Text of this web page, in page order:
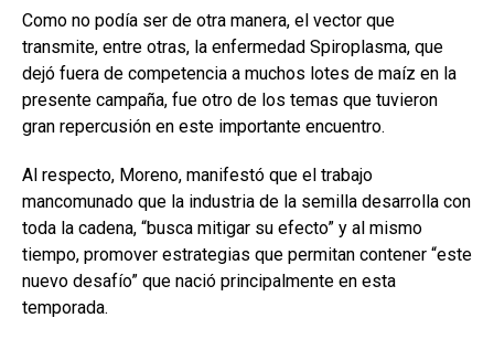
Como no podía ser de otra manera, el vector que
transmite, entre otras, la enfermedad Spiroplasma, que
dejó fuera de competencia a muchos lotes de maíz en la
presente campaña, fue otro de los temas que tuvieron
gran repercusión en este importante encuentro.
Al respecto, Moreno, manifestó que el trabajo
mancomunado que la industria de la semilla desarrolla con
toda la cadena, “busca mitigar su efecto” y al mismo
tiempo, promover estrategias que permitan contener “este
nuevo desafío” que nació principalmente en esta
temporada.